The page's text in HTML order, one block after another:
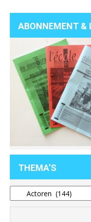
ABONNEMENT &
THEMA’S
Thema’s